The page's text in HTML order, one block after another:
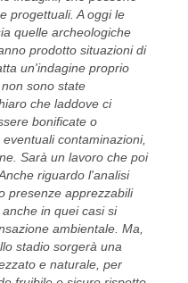
progettuali. A oggi le
quelle archeologiche
prodotto situazioni di
un'indagine proprio
sono state
che laddove ci
bonificate o
contaminazioni,
Sarà un lavoro che poi
riguardo l'analisi
presenze apprezzabili
in quei casi si
ambientale. Ma,
stadio sorgerà una
e naturale, per